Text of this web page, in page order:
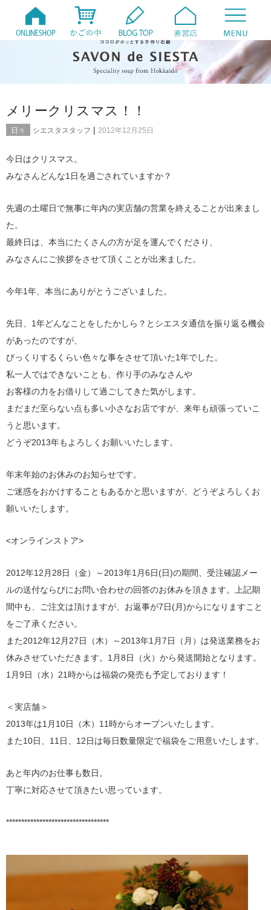
メリークリスマス！！
日々 シエスタスタッフ | 2012年12月25日
今日はクリスマス。
みなさんどんな1日を過ごされていますか？
先週の土曜日で無事に年内の実店舗の営業を終えることが出来まし
た。
最終日は、本当にたくさんの方が足を運んでくださり、
みなさんにご挨拶をさせて頂くことが出来ました。
今年1年、本当にありがとうございました。
先日、1年どんなことをしたかしら？とシエスタ通信を振り返る機会
があったのですが、
びっくりするくらい色々な事をさせて頂いた1年でした。
私一人ではできないことも、作り手のみなさんや
お客様の力をお借りして過ごしてきた気がします。
まだまだ至らない点も多い小さなお店ですが、来年も頑張っていこ
うと思います。
どうぞ2013年もよろしくお願いいたします。
年末年始のお休みのお知らせです。
ご迷惑をおかけすることもあるかと思いますが、どうぞよろしくお
願いいたします。
<オンラインストア>
2012年12月28日（金）～2013年1月6日(日)の期間、受注確認メー
ルの送付ならびにお問い合わせの回答のお休みを頂きます。上記期
間中も、ご注文は頂けますが、お返事が7日(月)からになりますこと
をご了承ください。
また2012年12月27日（木）～2013年1月7日（月）は発送業務をお
休みさせていただきます。1月8日（火）から発送開始となります。
1月9日（水）21時からは福袋の発売も予定しております！
＜実店舗＞
2013年は1月10日（木）11時からオープンいたします。
また10日、11日、12日は毎日数量限定で福袋をご用意いたします。
あと年内のお仕事も数日。
丁寧に対応させて頂きたい思っています。
**********************************